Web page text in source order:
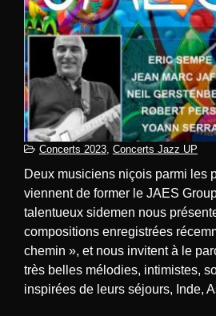
Concerts 2023, Concerts Jazz UP
Deux musiciens niçois parmi les plus créatifs, qui
viennent de former le JAES
talentueux sidemen nous
compositions enregistrées
chemin », et nous invitent à le
très belles mélodies, intimistes,
inspirées de leurs séjours, Inde,